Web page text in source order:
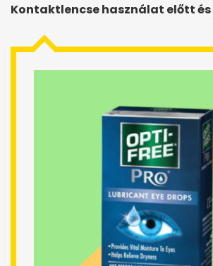
Kontaktlencse használat előtt